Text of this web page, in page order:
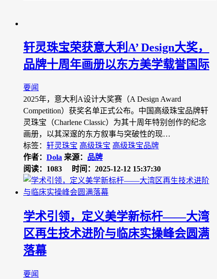
轩灵珠宝荣获意大利A’ Design大奖，
品牌十周年画册以东方美学载誉国际
要闻
2025年，意大利A设计大奖赛（A Design Award
Competition）获奖名单正式公布。中国高级珠宝品牌轩
灵珠宝（Charlene Classic）为其十周年特别创作的纪念
画册，以其深邃的东方叙事与突破性的现…
标签： 轩灵珠宝 高级珠宝 高级珠宝品牌
作者： Dola 来源： 品牌
阅读：1083
时间：2025-12-12 15:37:30
学术引领，定义美学新标杆——大湾
区再生技术进阶与临床实操峰会圆满
落幕
要闻